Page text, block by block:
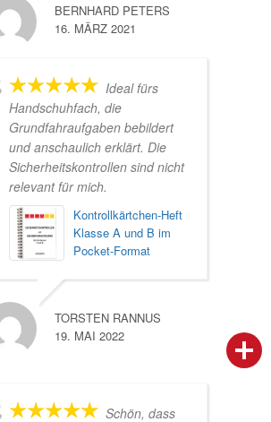
BERNHARD PETERS
16. MÄRZ 2021
Ideal fürs
Handschuhfach, die
Grundfahraufgaben bebildert
und anschaulich erklärt. Die
Sicherheitskontrollen sind nicht
relevant für mich.
Kontrollkärtchen-Heft
Klasse A und B im
Pocket-Format
TORSTEN RANNUS
19. MAI 2022
Schön, dass
person IHR FACHBERATER